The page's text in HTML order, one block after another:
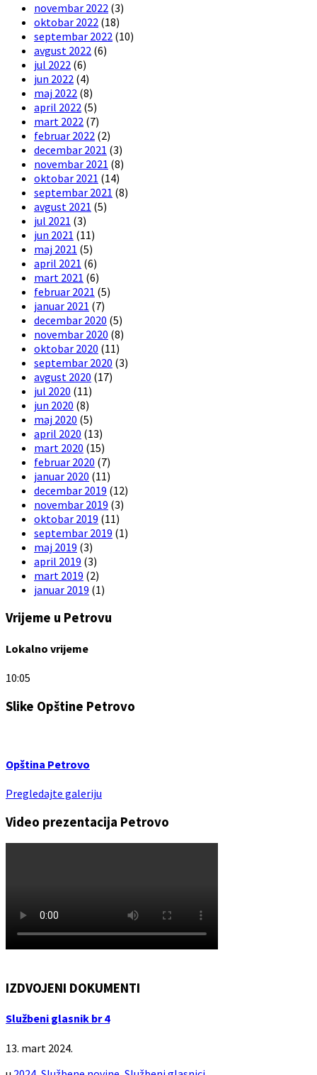
novembar 2022 (3)
oktobar 2022 (18)
septembar 2022 (10)
avgust 2022 (6)
jul 2022 (6)
jun 2022 (4)
maj 2022 (8)
april 2022 (5)
mart 2022 (7)
februar 2022 (2)
decembar 2021 (3)
novembar 2021 (8)
oktobar 2021 (14)
septembar 2021 (8)
avgust 2021 (5)
jul 2021 (3)
jun 2021 (11)
maj 2021 (5)
april 2021 (6)
mart 2021 (6)
februar 2021 (5)
januar 2021 (7)
decembar 2020 (5)
novembar 2020 (8)
oktobar 2020 (11)
septembar 2020 (3)
avgust 2020 (17)
jul 2020 (11)
jun 2020 (8)
maj 2020 (5)
april 2020 (13)
mart 2020 (15)
februar 2020 (7)
januar 2020 (11)
decembar 2019 (12)
novembar 2019 (3)
oktobar 2019 (11)
septembar 2019 (1)
maj 2019 (3)
april 2019 (3)
mart 2019 (2)
januar 2019 (1)
Vrijeme u Petrovu
Lokalno vrijeme
10:05
Slike Opštine Petrovo
Opština Petrovo
Pregledajte galeriju
Video prezentacija Petrovo
IZDVOJENI DOKUMENTI
Službeni glasnik br 4
13. mart 2024.